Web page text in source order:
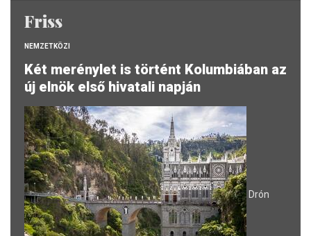
Friss
NEMZETKÖZI
Két merénylet is történt Kolumbiában az
új elnök első hivatali napján
Drón